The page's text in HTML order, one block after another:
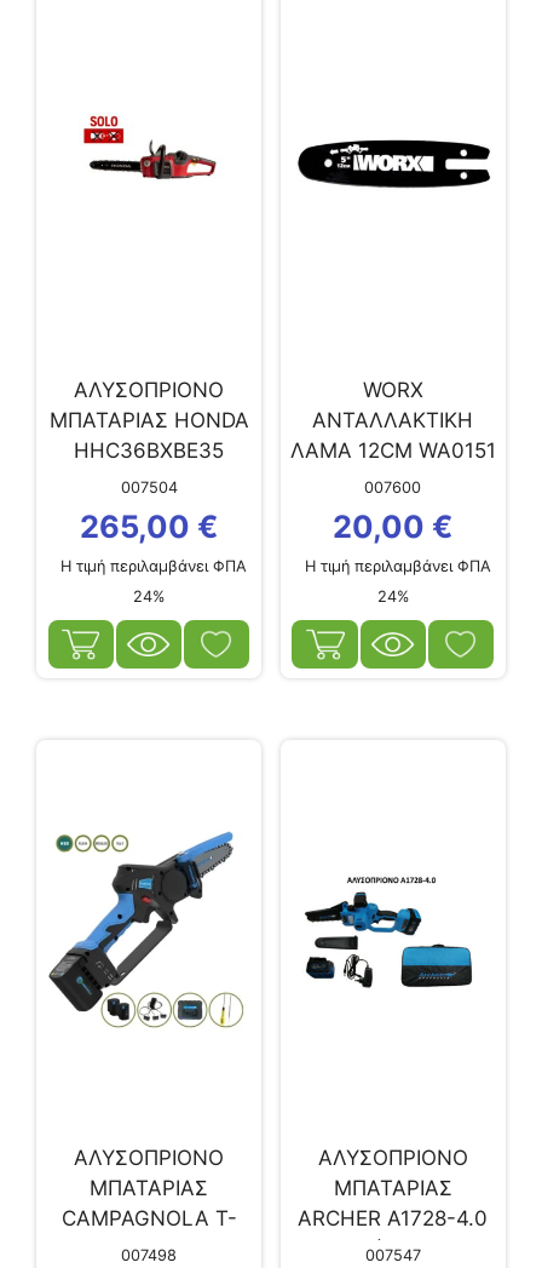
ΑΛΥΣΟΠΡΙΟΝΟ
ΜΠΑΤΑΡΙΑΣ HONDA
HHC36BXBE35
007504
265,00 €
Η τιμή περιλαμβάνει ΦΠΑ
24%
WORX
ΑΝΤΑΛΛΑΚΤΙΚΗ
ΛΑΜΑ 12CM WA0151
ΓΙΑ ΑΛΥΣΟΠΡΙΟΝΟ
WORX WG324E
007600
20,00 €
Η τιμή περιλαμβάνει ΦΠΑ
24%
ΑΛΥΣΟΠΡΙΟΝΟ
ΜΠΑΤΑΡΙΑΣ
CAMPAGNOLA T-
CAT M V1
007498
ΑΛΥΣΟΠΡΙΟΝΟ
ΜΠΑΤΑΡΙΑΣ
ARCHER Α1728-4.0
16,8V (2×4.0Ah)
007547